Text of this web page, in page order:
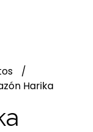
Harika